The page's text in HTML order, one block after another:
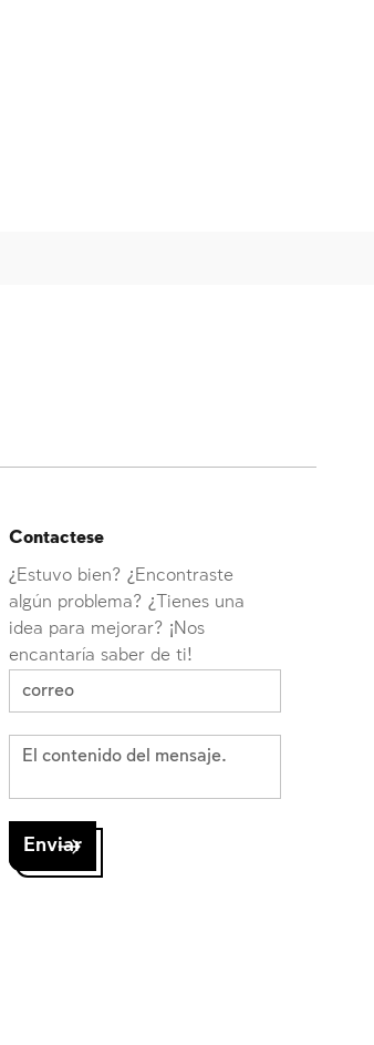
Contactese
¿Estuvo bien? ¿Encontraste
algún problema? ¿Tienes una
idea para mejorar? ¡Nos
encantaría saber de ti!